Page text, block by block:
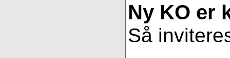
Ny KO er
Så